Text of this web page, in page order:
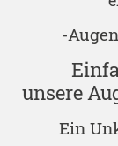
-
unsere
Ein